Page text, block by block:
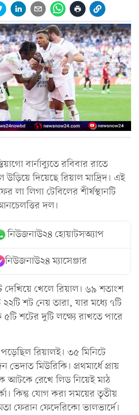
বার্নাব্যুতে রবিবার রাতে
দিয়েছে রিয়াল মাদ্রিদ। এই
লা লিগা টেবিলের শীর্ষস্থানটি
দল।
নিউজনাউ২৪ হোয়াটসঅ্যাপ
নিউজনাউ২৪ ম্যাসেঞ্জার
দেখিয়ে খেলে রিয়াল। ৬৯ শতাংশ
শট নেয় তারা, যার মধ্যে ৭টি
শটের দুটি লক্ষ্যে রাখতে পারে
রিয়ালই। ৩৫ মিনিটে
ভেদাত মিউরিকি। প্রথমার্ধে প্রায়
আটকে রেখে লিড নিয়েই মাঠ
কিন্তু যোগ করা সময়ের তৃতীয়
ফেরান ফেদেরিকো ভালভার্দে।